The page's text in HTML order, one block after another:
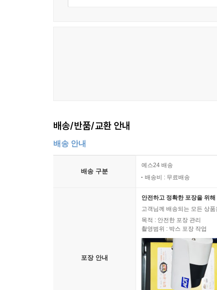
배송/반품/교환 안내
배송 안내
배송 구분
예스24 배송
배송비 : 무료배송
포장 안내
안전하고 정확한 포장을 위
고객님께 배송되는 모든 상
목적 : 안전한 포장 관리
촬영범위 : 박스 포장 작업